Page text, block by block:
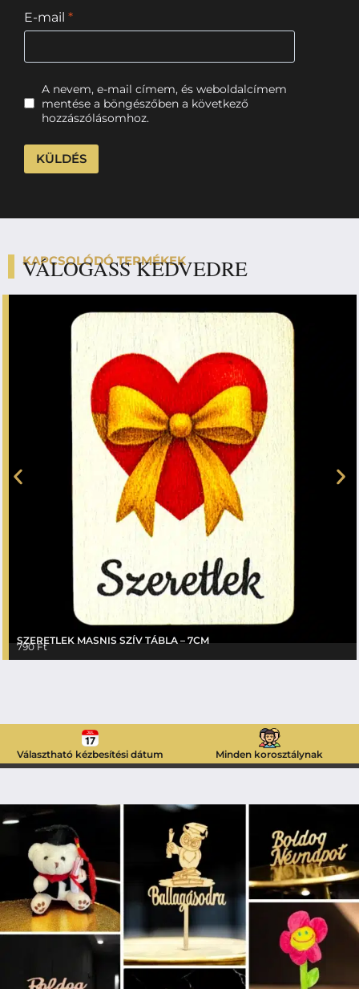
E-mail *
A nevem, e-mail címem, és weboldalcímem
mentése a böngészőben a következő
hozzászólásomhoz.
KAPCSOLÓDÓ TERMÉKEK
VÁLOGASS KEDVEDRE
SZERETLEK MASNIS SZÍV TÁBLA – 7CM
790Ft
Választható kézbesítési dátum Minden korosztálynak